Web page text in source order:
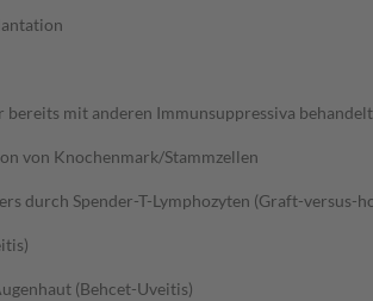
mit anderen Immunsuppressiva
von Knochenmark/Stammzellen
durch Spender-T-Lymphozyten (Graft-versus-
(Behcet-Uveitis)